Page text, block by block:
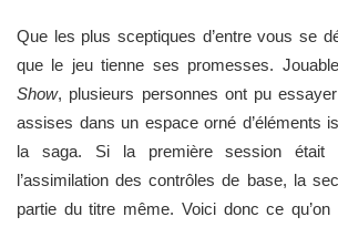
Que les plus sceptiques d’entre vous se
que le jeu tienne ses promesses.
Show, plusieurs personnes ont pu
assises dans un espace orné d’éléments
la saga. Si la première session était
l’assimilation des contrôles de base, la
partie du titre même. Voici donc ce